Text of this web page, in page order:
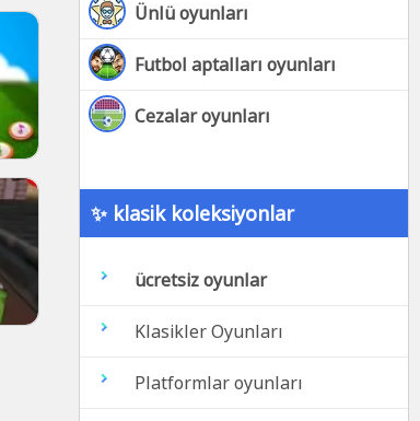
Ünlü oyunları
Futbol aptalları oyunları
Cezalar oyunları
✨ klasik koleksiyonlar
ücretsiz oyunlar
Klasikler Oyunları
Platformlar oyunları